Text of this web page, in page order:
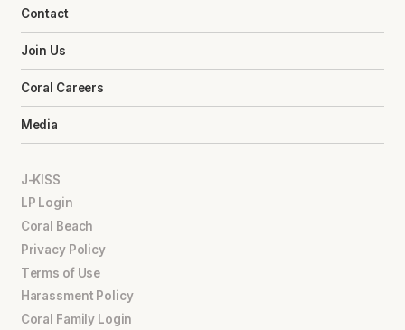
Contact
Join Us
Coral Careers
Media
J-KISS
LP Login
Coral Beach
Privacy Policy
Terms of Use
Harassment Policy
Coral Family Login